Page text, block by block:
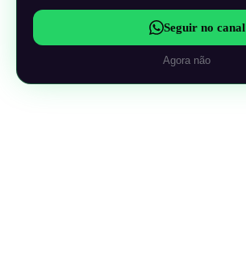
Seguir no canal
Agora não